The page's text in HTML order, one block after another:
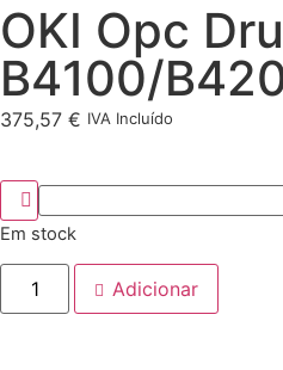
OKI Opc
B4100/
375,57 € IVA Incluído
Em stock
Adicionar